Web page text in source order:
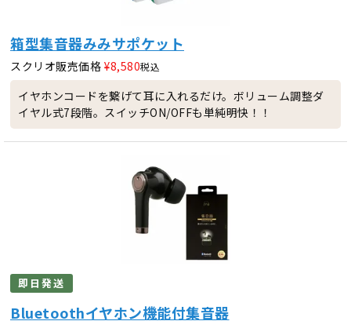
箱型集音器みみサポケット
スクリオ販売価格 ¥8,580税込
イヤホンコードを繋げて耳に入れるだけ。ボリューム調整ダ
イヤル式7段階。スイッチON/OFFも単純明快！！
即日発送
Bluetoothイヤホン機能付集音器